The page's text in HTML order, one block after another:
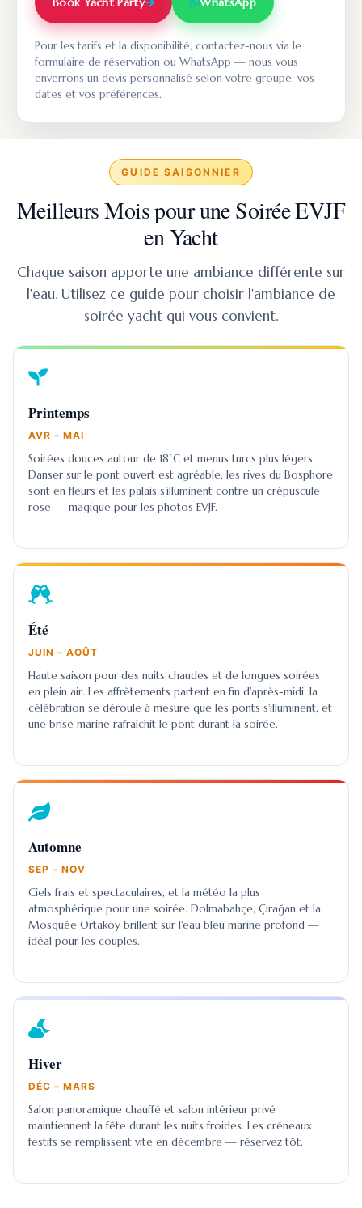
Pour les tarifs et la disponibilité, contactez-nous via le
formulaire de réservation ou WhatsApp — nous vous
enverrons un devis personnalisé selon votre groupe, vos
dates et vos préférences.
GUIDE SAISONNIER
Meilleurs Mois pour une Soirée EVJF
en Yacht
Chaque saison apporte une ambiance différente sur
l'eau. Utilisez ce guide pour choisir l'ambiance de
soirée yacht qui vous convient.
Printemps
AVR – MAI
Soirées douces autour de 18°C et menus turcs plus légers.
Danser sur le pont ouvert est agréable, les rives du Bosphore
sont en fleurs et les palais s'illuminent contre un crépuscule
rose — magique pour les photos EVJF.
Été
JUIN – AOÛT
Haute saison pour des nuits chaudes et de longues soirées
en plein air. Les affrètements partent en fin d'après-midi, la
célébration se déroule à mesure que les ponts s'illuminent, et
une brise marine rafraîchit le pont durant la soirée.
Automne
SEP – NOV
Ciels frais et spectaculaires, et la météo la plus
atmosphérique pour une soirée. Dolmabahçe, Çırağan et la
Mosquée Ortaköy brillent sur l'eau bleu marine profond —
idéal pour les couples.
Hiver
DÉC – MARS
Salon panoramique chauffé et salon intérieur privé
maintiennent la fête durant les nuits froides. Les créneaux
festifs se remplissent vite en décembre — réservez tôt.